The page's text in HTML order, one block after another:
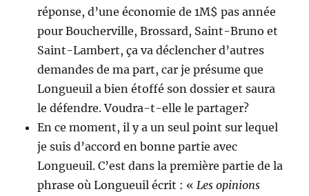
réponse, d’une économie de 1M$ pas année
pour Boucherville, Brossard, Saint-Bruno et
Saint-Lambert, ça va déclencher d’autres
demandes de ma part, car je présume que
Longueuil a bien étoffé son dossier et saura
le défendre. Voudra-t-elle le partager?
En ce moment, il y a un seul point sur lequel
je suis d’accord en bonne partie avec
Longueuil. C’est dans la première partie de la
phrase où Longueuil écrit : « Les opinions